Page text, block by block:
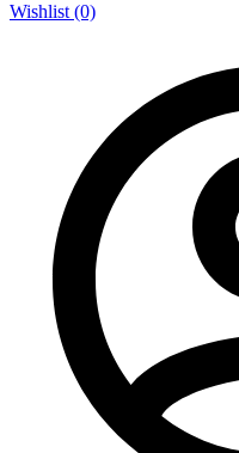
Wishlist (0)